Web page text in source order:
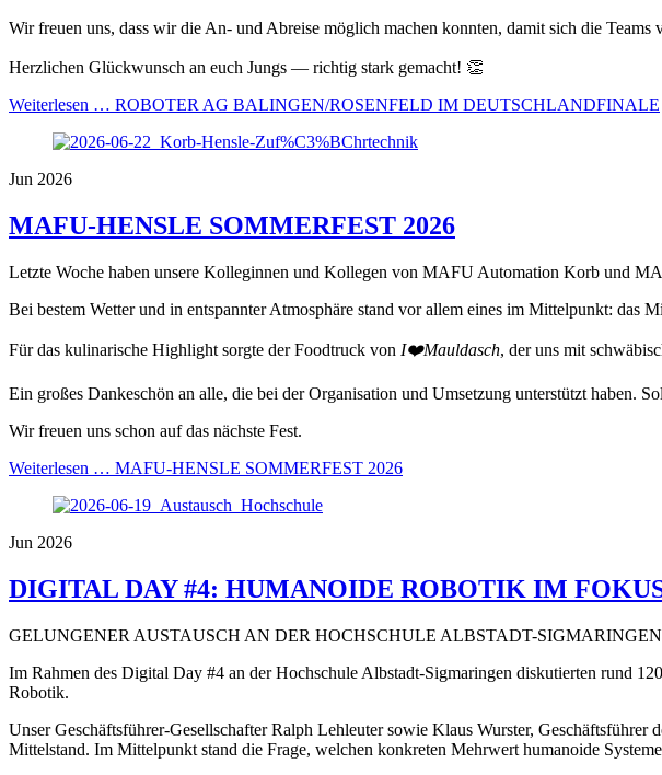
Wir freuen uns, dass wir die An- und Abreise möglich machen konnten, damit sich die
Herzlichen Glückwunsch an euch Jungs — richtig stark gemacht! 👏
Weiterlesen … ROBOTER AG BALINGEN/ROSENFELD IM DEUTSCHLANDFINALE
Jun 2026
MAFU-HENSLE SOMMERFEST 2026
Letzte Woche haben unsere Kolleginnen und Kollegen von MAFU Automation Korb und
Bei bestem Wetter und in entspannter Atmosphäre stand vor allem eines im Mittelpunkt: das
Für das kulinarische Highlight sorgte der Foodtruck von I❤️Mauldasch, der uns mit
Ein großes Dankeschön an alle, die bei der Organisation und Umsetzung unterstützt haben.
Wir freuen uns schon auf das nächste Fest.
Weiterlesen … MAFU-HENSLE SOMMERFEST 2026
Jun 2026
DIGITAL DAY #4: HUMANOIDE ROBOTIK IM
GELUNGENER AUSTAUSCH AN DER HOCHSCHULE ALBSTADT-SIGMARINGEN
Im Rahmen des Digital Day #4 an der Hochschule Albstadt-Sigmaringen diskutierten rund
Robotik.
Unser Geschäftsführer-Gesellschafter Ralph Lehleuter sowie Klaus Wurster,
Mittelstand. Im Mittelpunkt stand die Frage, welchen konkreten Mehrwert humanoide